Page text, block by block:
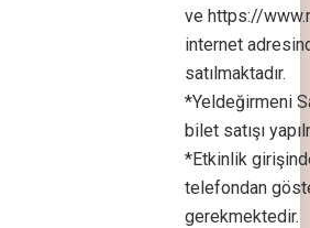
ve https://
internet
satılmaktadır.
*Yeldeğirmeni
bilet satışı
*Etkinlik
telefondan
gerekmektedir.